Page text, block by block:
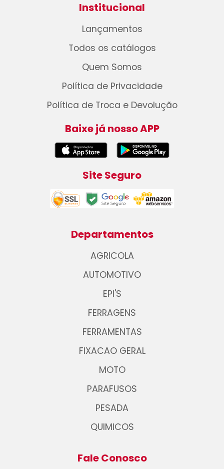
Institucional
Lançamentos
Todos os catálogos
Quem Somos
Política de Privacidade
Política de Troca e Devolução
Baixe já nosso APP
Site Seguro
Departamentos
AGRICOLA
AUTOMOTIVO
EPI'S
FERRAGENS
FERRAMENTAS
FIXACAO GERAL
MOTO
PARAFUSOS
PESADA
QUIMICOS
Fale Conosco